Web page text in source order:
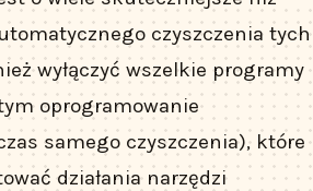
czyszczenia tych
wyłączyć wszelkie programy
oprogramowanie
samego czyszczenia), które
działania narzędzi